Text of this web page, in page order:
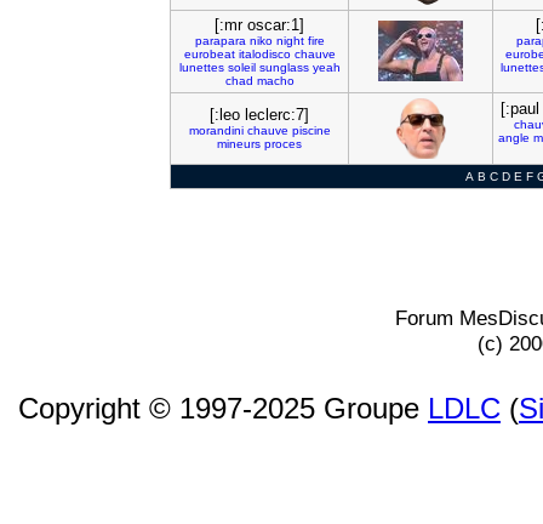
[:mr oscar:1]
parapara niko night fire
eurobeat italodisco chauve
lunettes soleil sunglass yeah
chad macho
[:leo leclerc:7]
morandini chauve piscine
mineurs proces
angle
A B C D E F
Forum
(c)
Copyright © 1997-2025 Groupe LDLC (